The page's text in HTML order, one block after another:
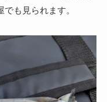
も見られます。